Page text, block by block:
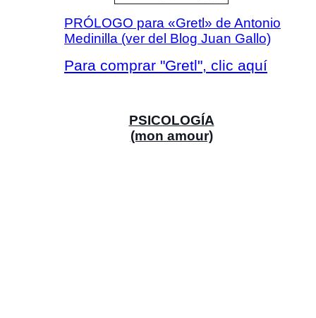
PRÓLOGO para «Gretl» de Antonio
Medinilla (ver del Blog Juan Gallo)
Para comprar "Gretl", clic aquí
PSICOLOGÍA
(mon amour)